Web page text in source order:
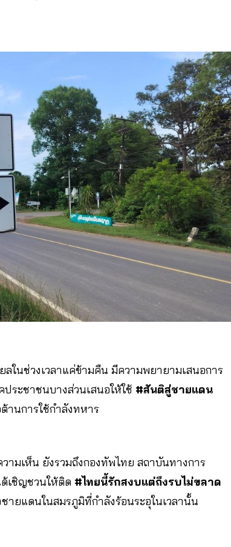
ในช่วงเวลาแค่ข้ามคืน มีความพยายามเสนอการ
ะชาชนบางส่วนเสนอให้ใช้ #สันติสู่ชายแดน
านการใช้กำลังทหาร
ามเห็น ยังรวมถึงกองทัพไทย สถาบันทางการ
เชิญชวนให้ติด #ไทยนี้รักสงบแต่ถึงรบไม่ขลาด
ยแดนในสมรภูมิที่กำลังร้อนระอุในเวลานั้น